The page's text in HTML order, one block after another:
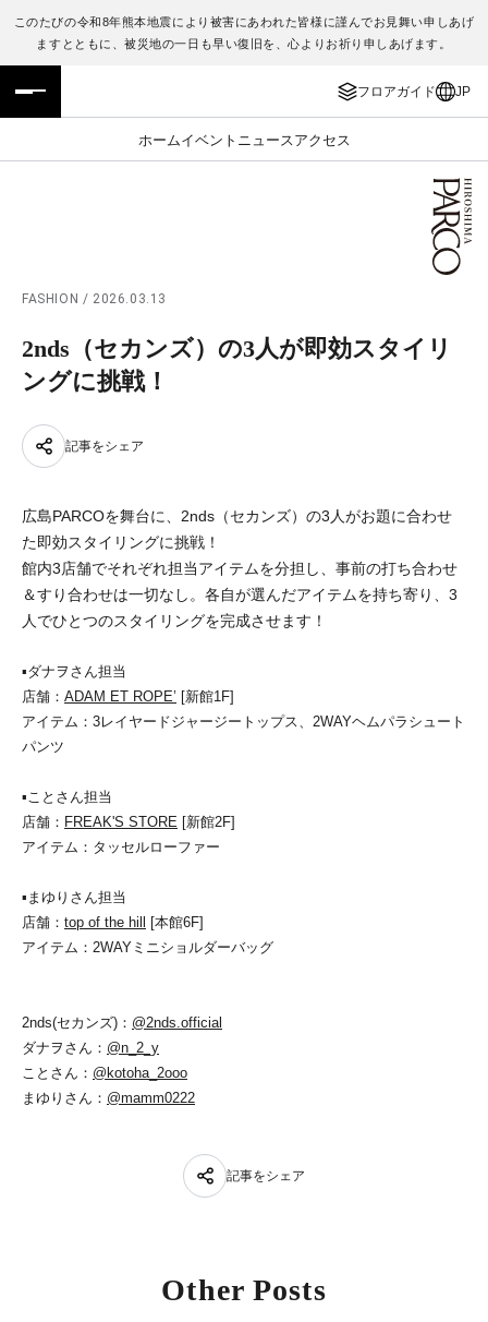
このたびの令和8年熊本地震により被害にあわれた皆様に謹んでお見舞い申しあげ
ますとともに、被災地の一日も早い復旧を、心よりお祈り申しあげます。
フロアガイド JP
ホームイベント ニュース アクセス
フロアガイド
施設案内・アクセス
JP
ENGLISH
繁体字
FASHION / 2026.03.13
2nds（セカンズ）の3人が即効スタイリ
ングに挑戦！
記事をシェア
広島PARCOを舞台に、2nds（セカンズ）の3人がお題に合わせ
た即効スタイリングに挑戦！
館内3店舗でそれぞれ担当アイテムを分担し、事前の打ち合わせ
＆すり合わせは一切なし。各自が選んだアイテムを持ち寄り、3
人でひとつのスタイリングを完成させます！
▪︎ダナヲさん担当
店舗： ADAM ET ROPE’ [新館1F]
アイテム：3レイヤードジャージートップス、2WAYヘムパラシュート
パンツ
▪︎ことさん担当
店舗： FREAK'S STORE [新館2F]
アイテム：タッセルローファー
▪︎まゆりさん担当
店舗： top of the hill
[本館6F]
アイテム：2WAYミニショルダーバッグ
2nds(セカンズ)： @2nds.official
ダナヲさん： @n_2_y
ことさん： @kotoha_2ooo
まゆりさん： @mamm0222
記事をシェア
Other Posts